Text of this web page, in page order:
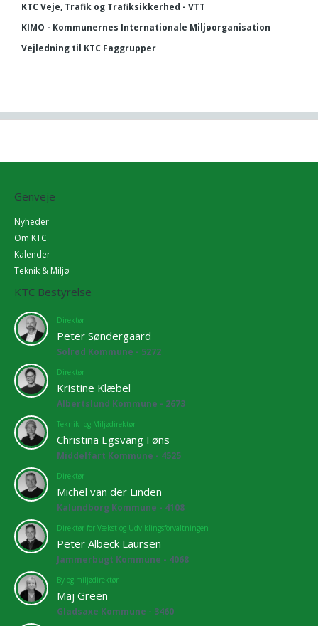
KTC Veje, Trafik og Trafiksikkerhed - VTT
KIMO - Kommunernes Internationale Miljøorganisation
Vejledning til KTC Faggrupper
Genveje
Nyheder
Om KTC
Kalender
Teknik & Miljø
KTC Bestyrelse
Direktør
Peter Søndergaard
Solrød Kommune - 5272
Direktør
Kristine Klæbel
Albertslund Kommune - 2673
Teknik- og Miljødirektør
Christina Egsvang Føns
Middelfart Kommune - 4525
Direktør
Michel van der Linden
Kalundborg Kommune - 4108
Direktør for Vækst og Udviklingsforvaltningen
Peter Albeck Laursen
Jammerbugt Kommune - 4068
By og miljødirektør
Maj Green
Gladsaxe Kommune - 3460